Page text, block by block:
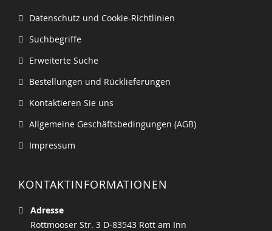
Datenschutz und Cookie-Richtlinien
Suchbegriffe
Erweiterte Suche
Bestellungen und Rücklieferungen
Kontaktieren Sie uns
Allgemeine Geschäftsbedingungen (AGB)
Impressum
KONTAKTINFORMATIONEN
Adresse
Rottmooser Str. 3 D-83543 Rott am Inn